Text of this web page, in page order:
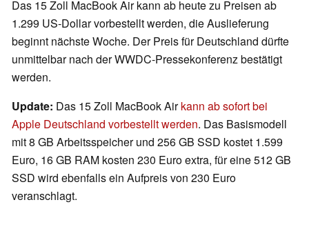
Das 15 Zoll MacBook Air kann ab heute zu Preisen ab
1.299 US-Dollar vorbestellt werden, die Auslieferung
beginnt nächste Woche. Der Preis für Deutschland dürfte
unmittelbar nach der WWDC-Pressekonferenz bestätigt
werden.
Update: Das 15 Zoll MacBook Airkann ab sofort bei
Apple Deutschland vorbestellt werden. Das Basismodell
mit 8 GB Arbeitsspeicher und 256 GB SSD kostet 1.599
Euro, 16 GB RAM kosten 230 Euro extra, für eine 512 GB
SSD wird ebenfalls ein Aufpreis von 230 Euro
veranschlagt.